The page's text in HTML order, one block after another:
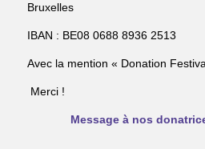
Bruxelles
IBAN : BE08 0688 8936 2513
Avec la mention « Donation
Merci !
Message à nos